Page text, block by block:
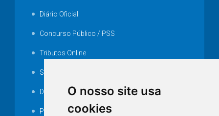
O nosso site usa
cookies
Diário Oficial
Concurso Público / PSS
Tributos Online
Serviços ISS-E
Decretos
Portarias